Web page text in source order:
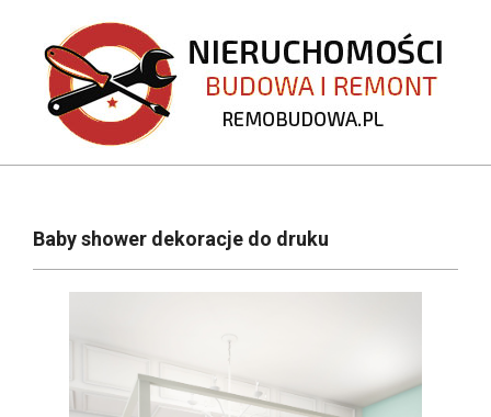
content
REMOBUDOWA.PL
NavigationBaby shower dekoracje do druku